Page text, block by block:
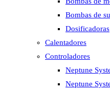
Bombas de
Dosificadoras
Calentadores
Controladores
Neptune
Neptune